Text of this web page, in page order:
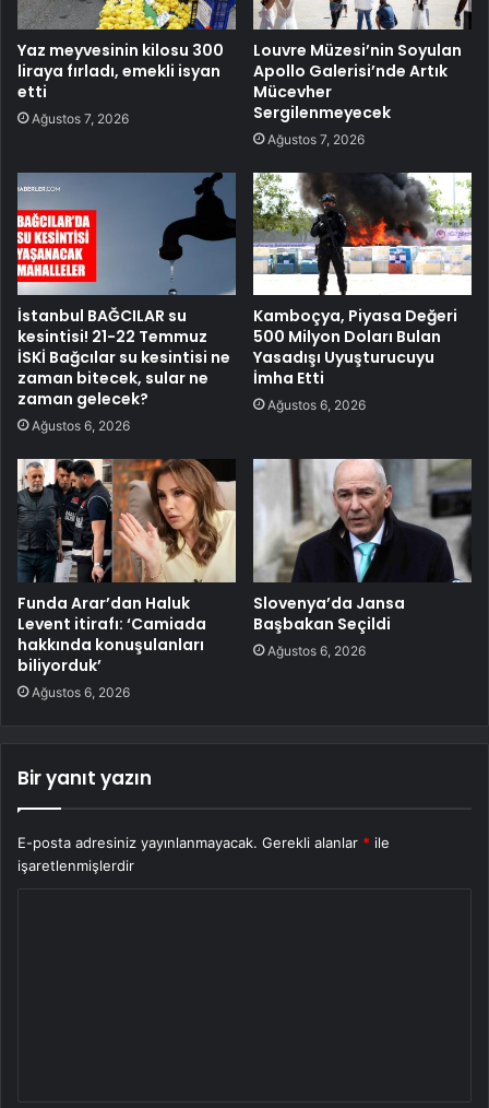
Yaz meyvesinin kilosu 300
liraya fırladı, emekli isyan
etti
Ağustos 7, 2026
Louvre Müzesi’nin Soyulan
Apollo Galerisi’nde Artık
Mücevher
Sergilenmeyecek
Ağustos 7, 2026
İstanbul BAĞCILAR su
kesintisi! 21-22 Temmuz
İSKİ Bağcılar su kesintisi ne
zaman bitecek, sular ne
zaman gelecek?
Ağustos 6, 2026
Kamboçya, Piyasa Değeri
500 Milyon Doları Bulan
Yasadışı Uyuşturucuyu
İmha Etti
Ağustos 6, 2026
Funda Arar’dan Haluk
Levent itirafı: ‘Camiada
hakkında konuşulanları
biliyorduk’
Ağustos 6, 2026
Slovenya’da Jansa
Başbakan Seçildi
Ağustos 6, 2026
Bir yanıt yazın
E-posta adresiniz yayınlanmayacak. Gerekli alanlar * ile
işaretlenmişlerdir